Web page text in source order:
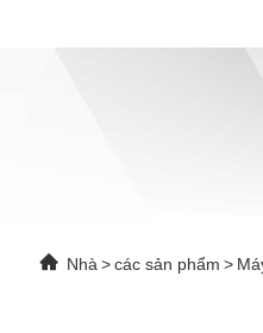
Nhà >các sản phẩm >